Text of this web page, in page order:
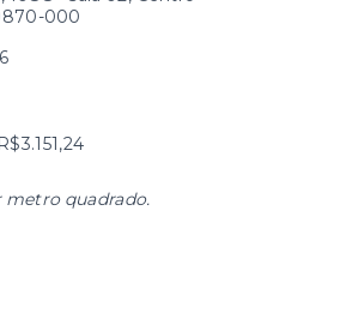
000
metro quadrado.